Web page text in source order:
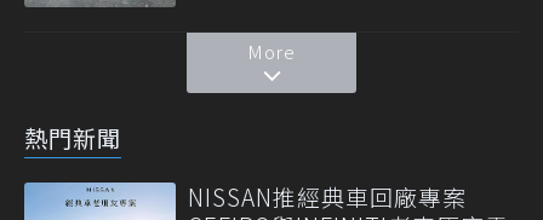
More
熱門新聞
NISSAN推經典車回廠專案